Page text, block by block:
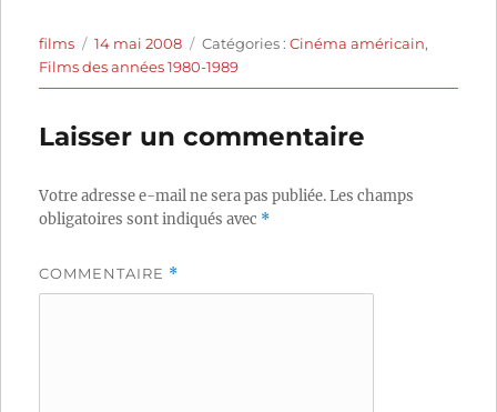
Auteur
films
Publié
le
14 mai 2008 Catégories
Catégories :Cinéma américain,
Films des années 1980-1989
Laisser un commentaire
Votre adresse e-mail ne sera pas publiée.Les champs
obligatoires sont indiqués avec *
COMMENTAIRE *